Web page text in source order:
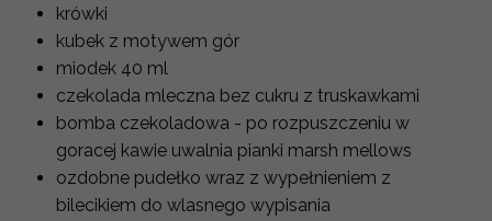
krówki
kubek z motywem gór
miodek 40 ml
czekolada mleczna bez cukru z truskawkami
bomba czekoladowa - po rozpuszczeniu w
goracej kawie uwalnia pianki marsh mellows
ozdobne pudełko wraz z wypełnieniem z
bilecikiem do wlasnego wypisania